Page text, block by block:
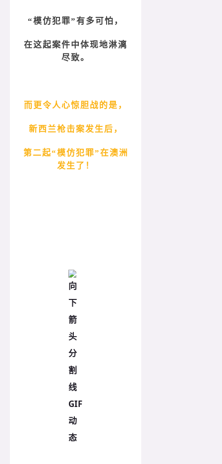
“模仿犯罪”有多可怕，
在这起案件中体现地淋漓
尽致。
而更令人心惊胆战的是，
新西兰枪击案发生后，
第二起“模仿犯罪”在澳洲
发生了！